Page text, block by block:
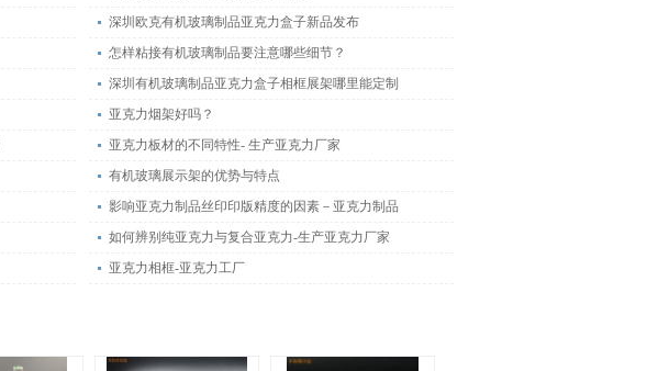
深圳欧克有机玻璃制品亚克力盒子新品发布
怎样粘接有机玻璃制品要注意哪些细节？
深圳有机玻璃制品亚克力盒子相框展架哪里能定制
亚克力烟架好吗？
亚克力板材的不同特性- 生产亚克力厂家
有机玻璃展示架的优势与特点
影响亚克力制品丝印印版精度的因素－亚克力制品
如何辨别纯亚克力与复合亚克力-生产亚克力厂家
亚克力相框-亚克力工厂